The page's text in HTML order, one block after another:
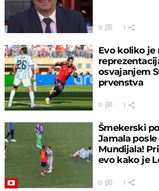
8 1
Evo koliko je
osvajanjem
prvenstva
0 1
Šmekerski
Jamala
Mundijala!
evo kako je
0 1